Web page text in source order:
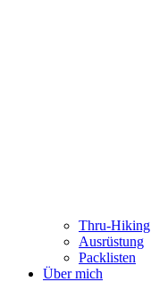
Thru-Hiking
Ausrüstung
Packlisten
Über mich